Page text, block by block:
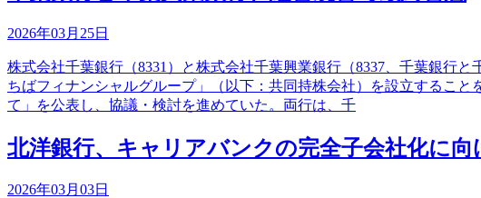
2026年03月25日
株式会社千葉銀行（8331）と株式会社千葉興業銀行（8337、千葉銀行
ちばフィナンシャルグループ」（以下：共同持株会社）を設立するこ
て」を公表し、協議・検討を進めていた。両行は、千
北洋銀行、キャリアバンクの完全子会社化に向
2026年03月03日